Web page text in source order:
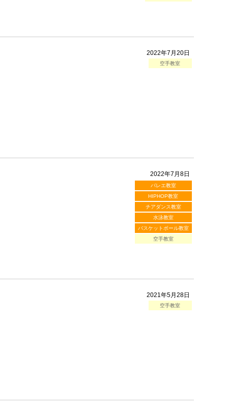
2022年7月20日
空手教室
2022年7月8日
バレエ教室
HIPHOP教室
チアダンス教室
水泳教室
バスケットボール教室
空手教室
2021年5月28日
空手教室